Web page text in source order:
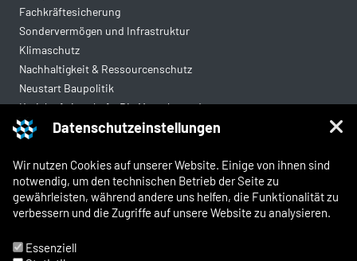
Datenschutzeinstellungen
Wir nutzen Cookies auf unserer Website. Einige von ihnen sind
notwendig, um den technischen Betrieb der Seite zu
gewährleisten, während andere uns helfen, die Funktionalität zu
verbessern und die Zugriffe auf unsere Website zu analysieren.
Essenziell
Fachkräftesicherung
Sondervermögen und Infrastruktur
Klimaschutz
Nachhaltigkeit & Ressourcenschutz
Neustart Baupolitik
Kreislaufwirtschaft: Die Mantelverordnung
Mittelstandsgerechte Vergabe
Rechtliches
Kontakt
Impressum